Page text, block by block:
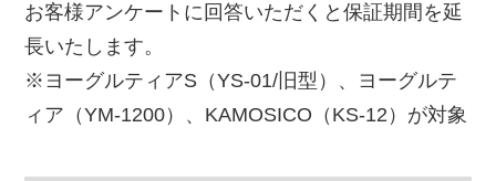
お客様アンケートに回答いただくと保証期間を延
長いたします。
※ヨーグルティアS（YS-01/旧型）、ヨーグルテ
ィア（YM-1200）、KAMOSICO（KS-12）が対象